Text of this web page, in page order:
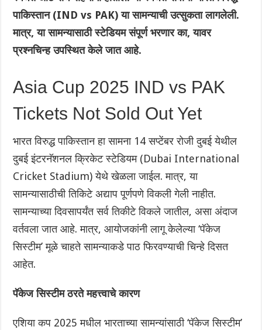
पाकिस्तान (IND vs PAK) या सामन्याची उत्सुकता लागलेली.
मात्र, या सामन्यासाठी स्टेडियम संपूर्ण भरणार का, यावर
प्रश्नचिन्ह उपस्थित केले जात आहे.
Asia Cup 2025 IND vs PAK
Tickets Not Sold Out Yet
भारत विरुद्ध पाकिस्तान हा सामना 14 सप्टेंबर रोजी दुबई येथील
दुबई इंटरनॅशनल क्रिकेट स्टेडियम (Dubai International
Cricket Stadium) येथे खेळला जाईल. मात्र, या
सामन्यासाठीची तिकिटे अद्याप पूर्णपणे विकली गेली नाहीत.
सामन्याच्या दिवसापर्यंत सर्व तिकीटे विकले जातील, असा अंदाज
वर्तवला जात आहे. मात्र, आयोजकांनी लागू केलेल्या ‘पॅकेज
सिस्टीम’ मूळे चाहते सामन्याकडे पाठ फिरवण्याची चिन्हे दिसत
आहेत.
पॅकेज सिस्टीम ठरते महत्त्वाचे कारण
एशिया कप 2025 मधील भारताच्या सामन्यांसाठी ‘पॅकेज सिस्टीम’